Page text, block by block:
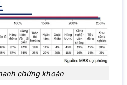
chứng khoán